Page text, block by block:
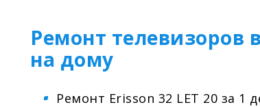
Ремонт телевизоров
на дому
Ремонт Erisson 32 LET 20 за 1